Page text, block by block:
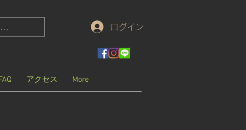
ログイン
アクセス More